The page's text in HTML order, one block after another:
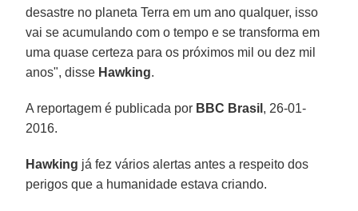
desastre no planeta Terra em um ano qualquer, isso
vai se acumulando com o tempo e se transforma em
uma quase certeza para os próximos mil ou dez mil
anos", disse Hawking.
A reportagem é publicada por BBC Brasil , 26-01-
2016.
Hawking já fez vários alertas antes a respeito dos
perigos que a humanidade estava criando.